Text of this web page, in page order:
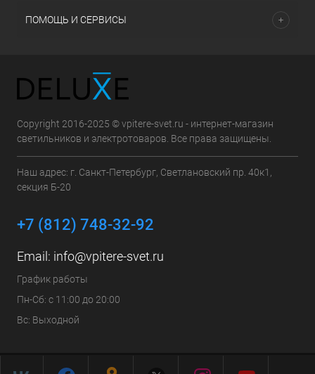
ПОМОЩЬ И СЕРВИСЫ
Copyright 2016-2025 © vpitere-svet.ru - интернет-магазин
светильников и электротоваров. Все права защищены.
Наш адрес: г. Санкт-Петербург, Светлановский пр. 40к1,
секция Б-20
+7 (812) 748-32-92
Email: info@vpitere-svet.ru
График работы
Пн-Сб: с 11:00 до 20:00
Вс: Выходной